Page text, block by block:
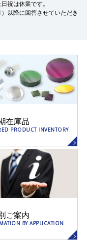
祝は休業です。
以降に回答させていただき
在庫品
PRODUCT INVENTORY
ご案内
BY APPLICATION